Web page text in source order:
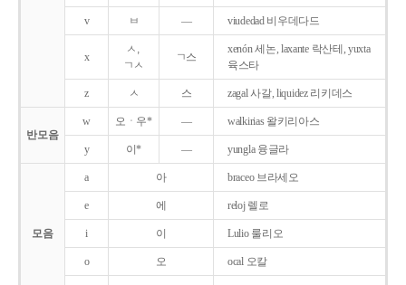
v ㅂ ― viudedad 비우데다드
x
ㅅ,
ㄱㅅ
ㄱ스
xenón 세논, laxante 락산테, yuxta
육스타
z ㅅ 스 zagal 사갈, liquidez 리키데스
반모음
w 오ㆍ우* ― walkirias 왈키리아스
y 이* ― yungla 융글라
모음
a 아 braceo 브라세오
e 에 reloj 렐로
i 이 Lulio 룰리오
o 오 ocal 오칼